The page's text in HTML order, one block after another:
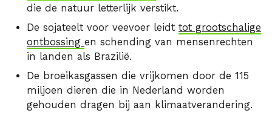
die de natuur letterlijk verstikt.
De sojateelt voor veevoer leidt tot grootschalige
ontbossing en schending van mensenrechten
in landen als Brazilië.
De broeikasgassen die vrijkomen door de 115
miljoen dieren die in Nederland worden
gehouden dragen bij aan klimaatverandering.